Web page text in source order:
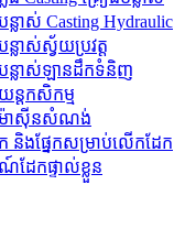
ន្លាស់ Casting Hydraulic
លាស់ស្វ័យប្រវត្ត
ន្លាស់ឡានដឹកទំនិញ
ន្តកសិកម្ម
ម៉ាស៊ីនសំណង់
និង​ផ្នែក​សម្រាប់​លើក​ដែក
ដែកផ្ទាល់ខ្លួន